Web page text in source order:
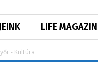
LIFE MAGAZIN
- Kultúra